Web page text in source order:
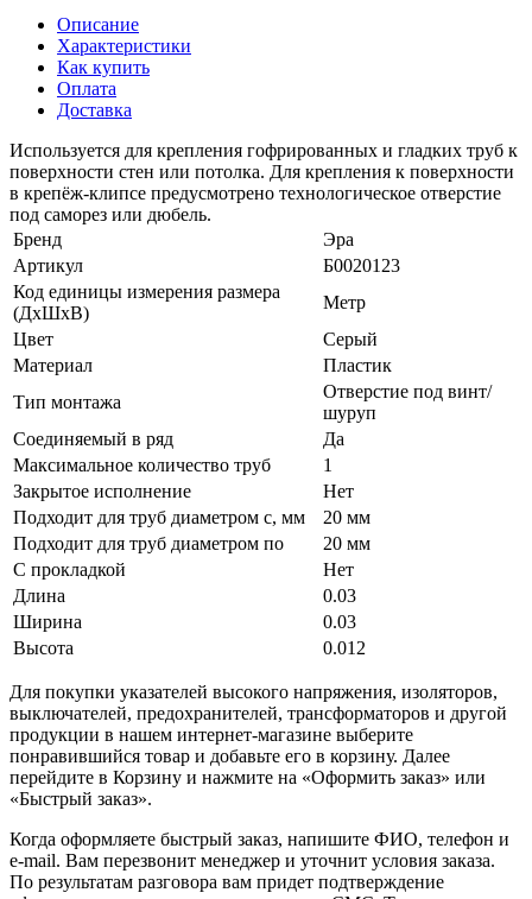
Описание
Характеристики
Как купить
Оплата
Доставка
Используется для крепления гофрированных и гладких труб к
поверхности стен или потолка. Для крепления к поверхности
в крепёж-клипсе предусмотрено технологическое отверстие
под саморез или дюбель.
Бренд
Эра
Артикул
Б0020123
Код единицы измерения размера
(ДхШхВ)
Метр
Цвет
Серый
Материал
Пластик
Тип монтажа
Отверстие под винт/
шуруп
Соединяемый в ряд
Да
Максимальное количество труб
1
Закрытое исполнение
Нет
Подходит для труб диаметром с, мм
20 мм
Подходит для труб диаметром по
20 мм
С прокладкой
Нет
Длина
0.03
Ширина
0.03
Высота
0.012
Для покупки указателей высокого напряжения, изоляторов,
выключателей, предохранителей, трансформаторов и другой
продукции в нашем интернет-магазине выберите
понравившийся товар и добавьте его в корзину. Далее
перейдите в Корзину и нажмите на «Оформить заказ» или
«Быстрый заказ».
Когда оформляете быстрый заказ, напишите ФИО, телефон и
e-mail. Вам перезвонит менеджер и уточнит условия заказа.
По результатам разговора вам придет подтверждение